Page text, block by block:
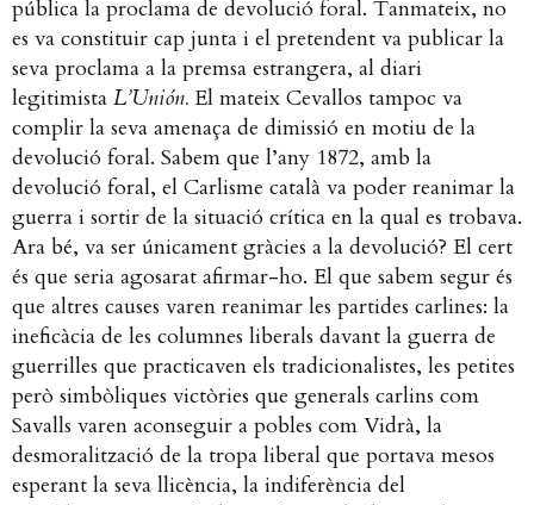
pública la proclama de devolució foral. Tanmateix, no
es va constituir cap junta i el pretendent va publicar la
seva proclama a la premsa estrangera, al diari
legitimista L’Unión. El mateix Cevallos tampoc va
complir la seva amenaça de dimissió en motiu de la
devolució foral. Sabem que l’any 1872, amb la
devolució foral, el Carlisme català va poder reanimar la
guerra i sortir de la situació crítica en la qual es trobava.
Ara bé, va ser únicament gràcies a la devolució? El cert
és que seria agosarat afirmar-ho. El que sabem segur és
que altres causes varen reanimar les partides carlines: la
ineficàcia de les columnes liberals davant la guerra de
guerrilles que practicaven els tradicionalistes, les petites
però simbòliques victòries que generals carlins com
Savalls varen aconseguir a pobles com Vidrà, la
desmoralització de la tropa liberal que portava mesos
esperant la seva llicència, la indiferència del